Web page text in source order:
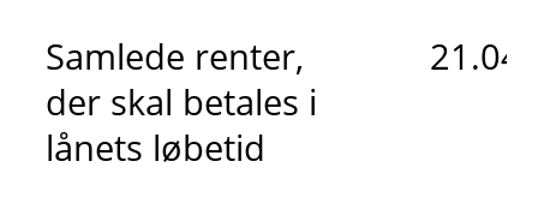
Samlede renter,
der skal betales i
lånets løbetid